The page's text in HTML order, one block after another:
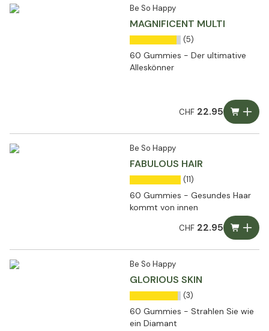
Be So Happy
MAGNIFICENT MULTI
(5)
60 Gummies - Der ultimative
Alleskönner
CHF22.95
Be So Happy
FABULOUS HAIR
(11)
60 Gummies - Gesundes Haar
kommt von innen
CHF22.95
Be So Happy
GLORIOUS SKIN
(3)
60 Gummies - Strahlen Sie wie
ein Diamant